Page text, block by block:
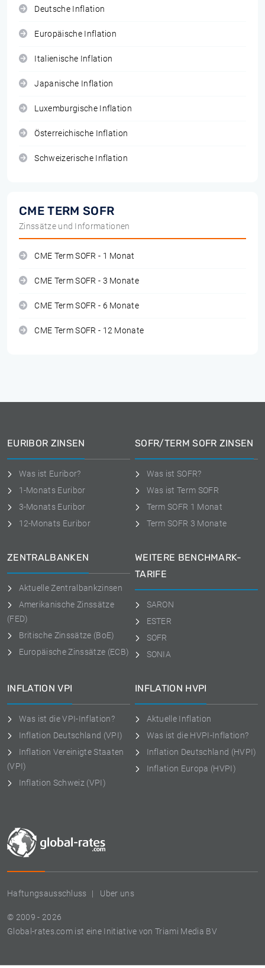
Deutsche Inflation
Europäische Inflation
Italienische Inflation
Japanische Inflation
Luxemburgische Inflation
Österreichische Inflation
Schweizerische Inflation
CME TERM SOFR
Zinssätze und Informationen
CME Term SOFR - 1 Monat
CME Term SOFR - 3 Monate
CME Term SOFR - 6 Monate
CME Term SOFR - 12 Monate
Haftungsausschluss Uber uns
© 2009 - 2026
Global-rates.com ist eine Initiative von Triami Media BV
EURIBOR ZINSEN
Was ist Euribor?
1-Monats Euribor
3-Monats Euribor
12-Monats Euribor
SOFR/TERM SOFR ZINSEN
Was ist SOFR?
Was ist Term SOFR
Term SOFR 1 Monat
Term SOFR 3 Monate
ZENTRALBANKEN
Aktuelle Zentralbankzinsen
Amerikanische Zinssätze
(FED)
Britische Zinssätze (BoE)
Europäische Zinssätze (ECB)
WEITERE BENCHMARK-
TARIFE
SARON
ESTER
SOFR
SONIA
INFLATION VPI
Was ist die VPI-Inflation?
Inflation Deutschland (VPI)
Inflation Vereinigte Staaten
(VPI)
Inflation Schweiz (VPI)
INFLATION HVPI
Aktuelle Inflation
Was ist die HVPI-Inflation?
Inflation Deutschland (HVPI)
Inflation Europa (HVPI)